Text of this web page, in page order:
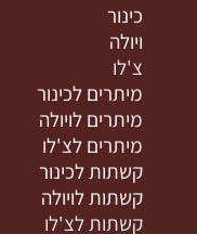
כינור
ויולה
צ'לו
מיתרים לכינור
מיתרים לויולה
מיתרים לצ'לו
קשתות לכינור
קשתות לויולה
קשתות לצ'לו